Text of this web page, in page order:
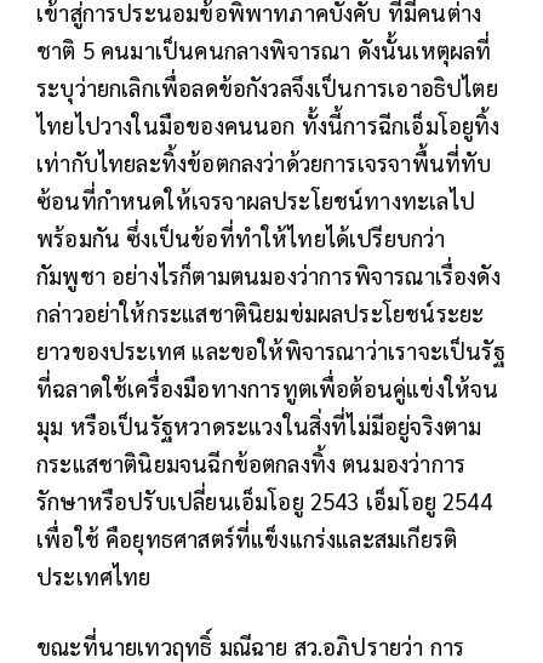
เข้าสู่การประนอมข้อพิพาทภาคบังคับ ที่มีคนต่าง
ชาติ 5 คนมาเป็นคนกลางพิจารณา ดังนั้นเหตุผลที่
ระบุว่ายกเลิกเพื่อลดข้อกังวลจึงเป็นการเอาอธิปไตย
ไทยไปวางในมือของคนนอก ทั้งนี้การฉีกเอ็มโอยูทิ้ง
เท่ากับไทยละทิ้งข้อตกลงว่าด้วยการเจรจาพื้นที่ทับ
ซ้อนที่กำหนดให้เจรจาผลประโยชน์ทางทะเลไป
พร้อมกัน ซึ่งเป็นข้อที่ทำให้ไทยได้เปรียบกว่า
กัมพูชา อย่างไรก็ตามตนมองว่าการพิจารณาเรื่องดัง
กล่าวอย่าให้กระแสชาตินิยมข่มผลประโยชน์ระยะ
ยาวของประเทศ และขอให้พิจารณาว่าเราจะเป็นรัฐ
ที่ฉลาดใช้เครื่องมือทางการทูตเพื่อต้อนคู่แข่งให้จน
มุม หรือเป็นรัฐหวาดระแวงในสิ่งที่ไม่มีอยู่จริงตาม
กระแสชาตินิยมจนฉีกข้อตกลงทิ้ง ตนมองว่าการ
รักษาหรือปรับเปลี่ยนเอ็มโอยู 2543 เอ็มโอยู 2544
เพื่อใช้ คือยุทธศาสตร์ที่แข็งแกร่งและสมเกียรติ
ประเทศไทย
ขณะที่นายเทวฤทธิ์ มณีฉาย สว.อภิปรายว่า การ